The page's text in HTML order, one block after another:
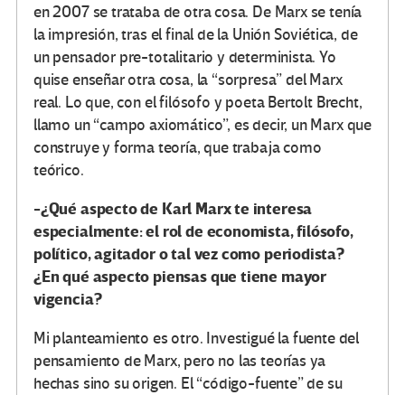
en 2007 se trataba de otra cosa. De Marx se tenía
la impresión, tras el final de la Unión Soviética, de
un pensador pre-totalitario y determinista. Yo
quise enseñar otra cosa, la “sorpresa” del Marx
real. Lo que, con el filósofo y poeta Bertolt Brecht,
llamo un “campo axiomático”, es decir, un Marx que
construye y forma teoría, que trabaja como
teórico.
-¿Qué aspecto de Karl Marx te interesa
especialmente: el rol de economista, filósofo,
político, agitador o tal vez como periodista?
¿En qué aspecto piensas que tiene mayor
vigencia?
Mi planteamiento es otro. Investigué la fuente del
pensamiento de Marx, pero no las teorías ya
hechas sino su origen. El “código-fuente” de su